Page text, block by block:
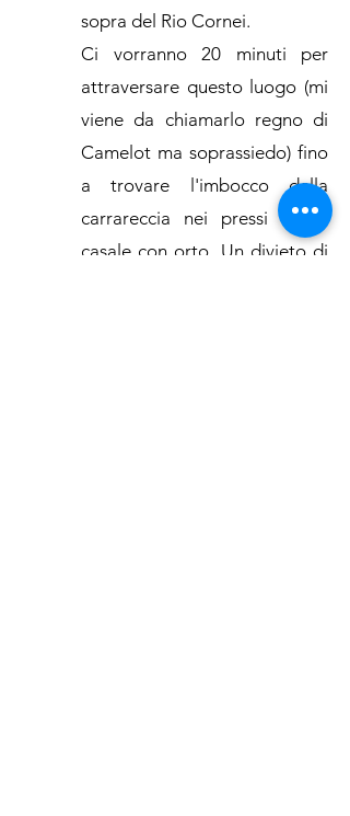
sopra del Rio Cornei.
Ci vorranno 20 minuti per
attraversare questo luogo (mi
viene da chiamarlo regno di
Camelot ma soprassiedo) fino
a trovare l'imbocco della
carrareccia nei pressi di un
casale con orto. Un divieto di